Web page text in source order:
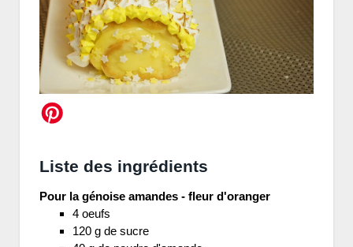
Liste des ingrédients
Pour la génoise amandes - fleur d'oranger
4 oeufs
120 g de sucre